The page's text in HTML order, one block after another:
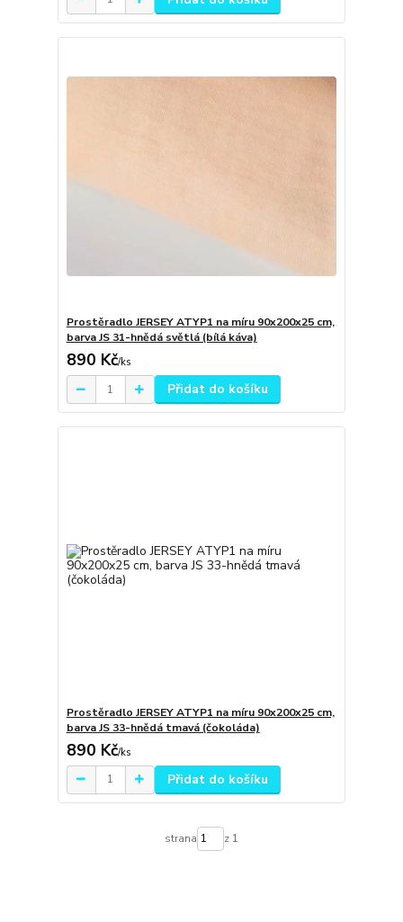
Prostěradlo JERSEY ATYP1 na míru 90x200x25 cm,
barva JS 31-hnědá světlá (bílá káva)
890 Kč/ks
Přidat do košíku
Prostěradlo JERSEY ATYP1 na míru 90x200x25 cm,
barva JS 33-hnědá tmavá (čokoláda)
890 Kč/ks
Přidat do košíku
strana z 1